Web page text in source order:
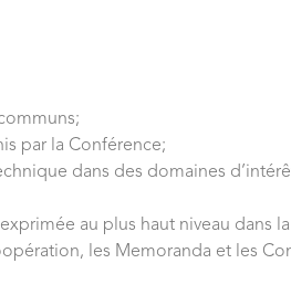
par la Conférence;
dans des domaines
au plus haut niveau dans
les Memoranda et les